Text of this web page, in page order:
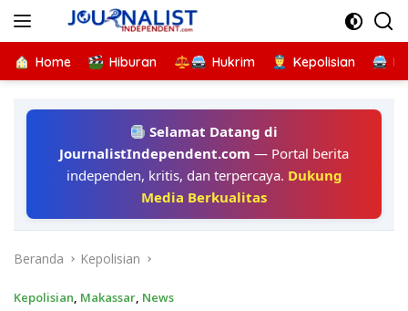
Home Hiburan Hukrim Kepolisian
Selamat Datang di
JournalistIndependent.com — Portal berita
independen, kritis, dan terpercaya. Dukung
Media Berkualitas
Beranda Kepolisian
Kepolisian, Makassar, News